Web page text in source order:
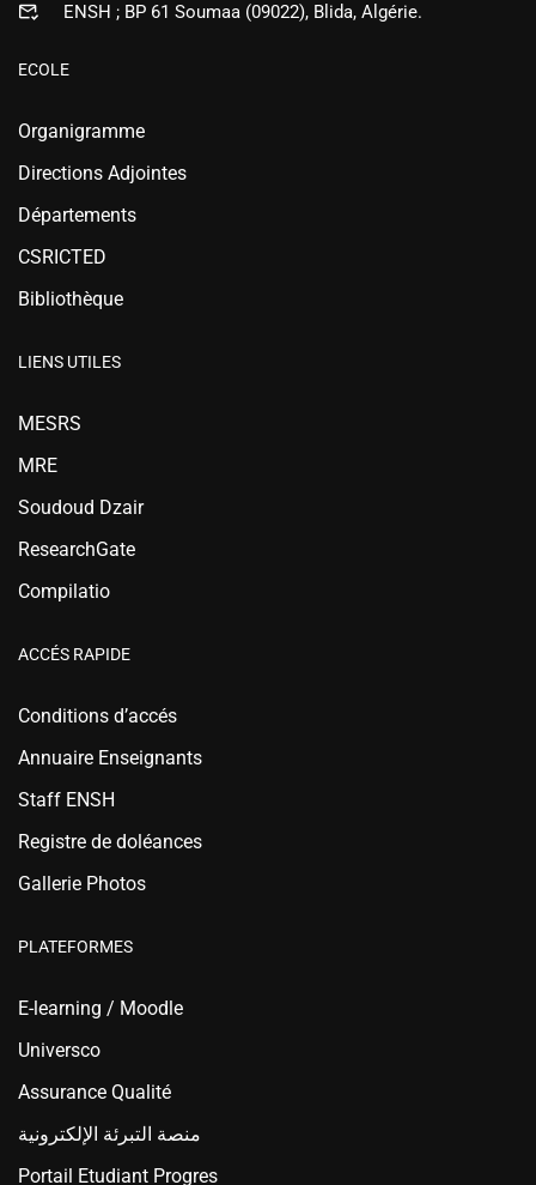
ENSH ; BP 61 Soumaa (09022), Blida, Algérie.
ECOLE
Organigramme
Directions Adjointes
Départements
CSRICTED
Bibliothèque
LIENS UTILES
MESRS
MRE
Soudoud Dzair
ResearchGate
Compilatio
ACCÉS RAPIDE
Conditions d’accés
Annuaire Enseignants
Staff ENSH
Registre de doléances
Gallerie Photos
PLATEFORMES
E-learning / Moodle
Universco
Assurance Qualité
منصة التبرئة الإلكترونية
Portail Etudiant Progres